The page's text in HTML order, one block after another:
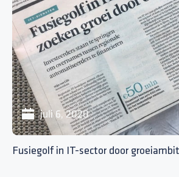
juli 6, 2020
Fusiegolf in IT-sector door